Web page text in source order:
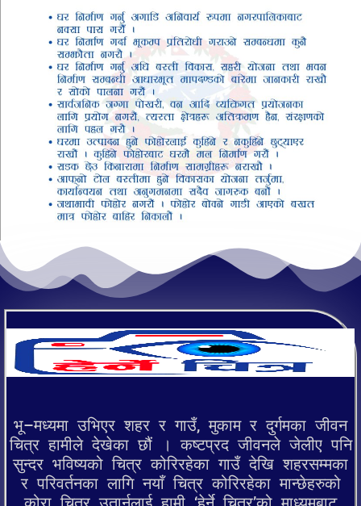
भू–मध्यमा उभिएर शहर र गाउँ, मुकाम र दुर्गमका जीवन
चित्र हामीले देखेका छौं । कष्टप्रद जीवनले जेलीए पनि
सुन्दर भविष्यको चित्र कोरिरहेका गाउँ देखि शहरसम्मका
र परिवर्तनका लागि नयाँ चित्र कोरिरहेका मान्छेहरुको